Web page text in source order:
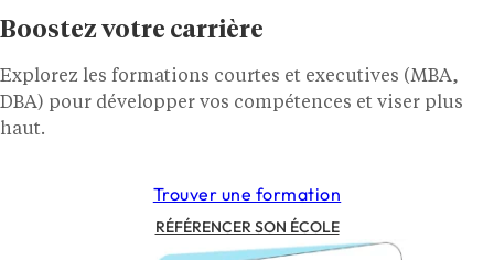
Boostez votre carrière
Explorez les formations courtes et executives (MBA,
DBA) pour développer vos compétences et viser plus
haut.
Trouver une formation
RÉFÉRENCER SON ÉCOLE